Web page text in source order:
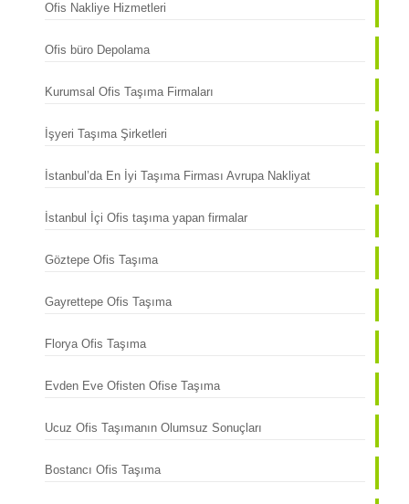
Ofis Nakliye Hizmetleri
Ofis büro Depolama
Kurumsal Ofis Taşıma Firmaları
İşyeri Taşıma Şirketleri
İstanbul’da En İyi Taşıma Firması Avrupa Nakliyat
İstanbul İçi Ofis taşıma yapan firmalar
Göztepe Ofis Taşıma
Gayrettepe Ofis Taşıma
Florya Ofis Taşıma
Evden Eve Ofisten Ofise Taşıma
Ucuz Ofis Taşımanın Olumsuz Sonuçları
Bostancı Ofis Taşıma